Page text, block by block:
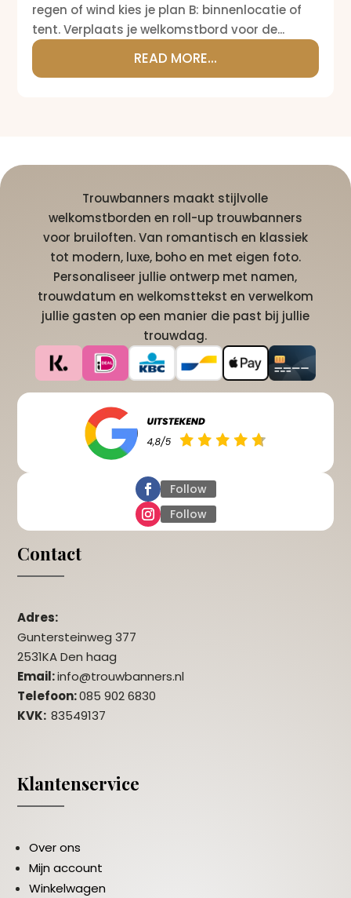
regen of wind kies je plan B: binnenlocatie of
tent. Verplaats je welkomstbord voor de...
READ MORE...
Trouwbanners maakt stijlvolle
welkomstborden en roll-up trouwbanners
voor bruiloften. Van romantisch en klassiek
tot modern, luxe, boho en met eigen foto.
Personaliseer jullie ontwerp met namen,
trouwdatum en welkomsttekst en verwelkom
jullie gasten op een manier die past bij jullie
trouwdag.
Follow
Follow
Contact
Adres:
Guntersteinweg 377
2531KA Den haag
Email:info@trouwbanners.nl
Telefoon:085 902 6830
KVK:83549137
Klantenservice
Over ons
Mijn account
Winkelwagen